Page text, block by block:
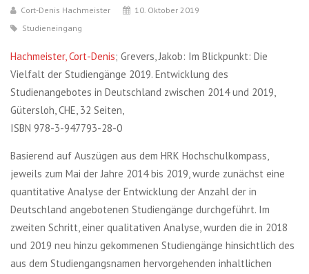
Cort-Denis Hachmeister
10. Oktober 2019
Studieneingang
Hachmeister, Cort-Denis; Grevers, Jakob: Im Blickpunkt: Die
Vielfalt der Studiengänge 2019. Entwicklung des
Studienangebotes in Deutschland zwischen 2014 und 2019,
Gütersloh, CHE, 32 Seiten,
ISBN 978-3-947793-28-0
Basierend auf Auszügen aus dem HRK Hochschulkompass,
jeweils zum Mai der Jahre 2014 bis 2019, wurde zunächst eine
quantitative Analyse der Entwicklung der Anzahl der in
Deutschland angebotenen Studiengänge durchgeführt. Im
zweiten Schritt, einer qualitativen Analyse, wurden die in 2018
und 2019 neu hinzu gekommenen Studiengänge hinsichtlich des
aus dem Studiengangsnamen hervorgehenden inhaltlichen